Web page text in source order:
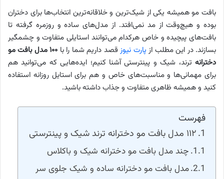
بافت مو همیشه یکی از شیک‌ترین و خلاقانه‌ترین انتخاب‌ها برای دختران
بوده و هیچ‌وقت از مد نمی‌افتد. از مدل‌های ساده و روزمره گرفته تا
بافت‌های پیچیده و خاص هرکدام می‌توانند استایلی متفاوت و چشمگیر
بسازند. در این مطلب از پارت نیوزقصد داریم شما را با
۱۰۰ مدل بافت مو
دخترانه ترند، شیک و پینترستی آشنا کنیم؛ ایده‌هایی که می‌توانید هم
برای مهمانی‌ها و مناسبت‌های خاص و هم برای استایل روزانه استفاده
کنید و همیشه ظاهری متفاوت و جذاب داشته باشید.
فهرست
۱۱۲ مدل بافت مو دخترانه ترند شیک و پینترستی
چند مدل بافت مو دخترانه شیک و باکلاس
مدل بافت مو دخترانه ساده و شیک جلوی سر